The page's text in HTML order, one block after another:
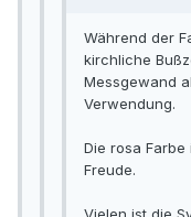
Während der
kirchliche
Messgewand
Verwendung.
Die rosa
Freude.